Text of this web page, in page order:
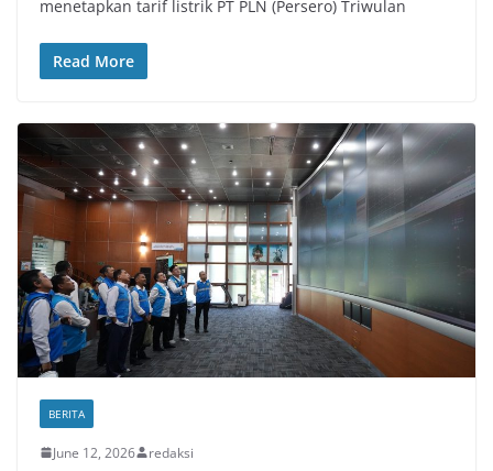
menetapkan tarif listrik PT PLN (Persero) Triwulan
Read More
BERITA
June 12, 2026 redaksi